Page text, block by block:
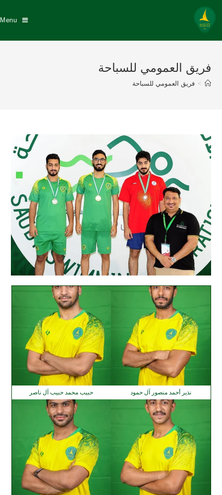
Menu
فريق العمومي للسباحة
> فريق العمومي للسباحة
نذير أحمد منصور آل حمود حبيب محمد حبيب آل ناصر